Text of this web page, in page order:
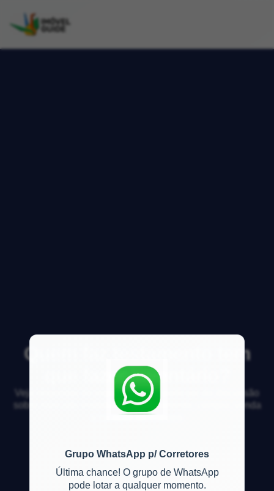
Grupo WhatsApp p/ Corretores
Última chance! O grupo de WhatsApp
pode lotar a qualquer momento.
Quem faz testamento tem
que fazer inventário?
Veja respostas de especialistas e participe da discussão
sobre mercado imobiliário, financiamento, compra, venda
e locação de imóveis